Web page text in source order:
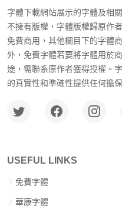
字體下載網站展示的字體及相
不擁有版權，字體版權歸原作
免費商用，其他欄目下的字體
外，免費字體若要將字體用於
途，需聯系原作者獲得授權。
的真實性和準確性提供任何擔保
USEFUL LINKS
免費字體
華康字體